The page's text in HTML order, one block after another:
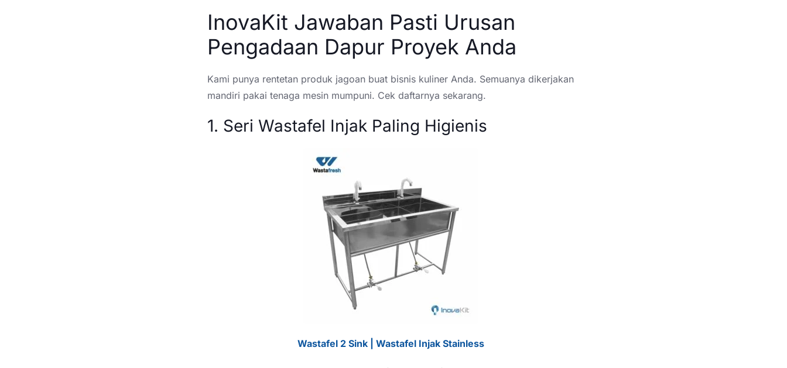
InovaKit Jawaban Pasti Urusan
Pengadaan Dapur Proyek Anda
Kami punya rentetan produk jagoan buat bisnis kuliner Anda. Semuanya dikerjakan
mandiri pakai tenaga mesin mumpuni. Cek daftarnya sekarang.
1. Seri Wastafel Injak Paling Higienis
Wastafel 2 Sink | Wastafel Injak Stainless